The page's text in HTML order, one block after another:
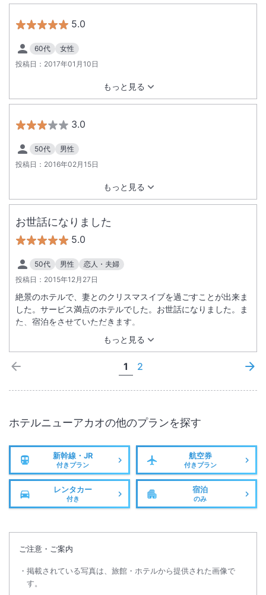
5.0
60代
女性
投稿日： 2017年01月10日
もっと見る
3.0
50代
男性
投稿日： 2016年02月15日
もっと見る
お世話になりました
5.0
50代 男性
恋人・夫婦
投稿日： 2015年12月27日
もっと見る
絶景のホテルで、妻とのクリスマスイブを過ごすことが出来ま
した。サービス満点のホテルでした。お世話になりました。ま
た、宿泊をさせていただきます。
1 2
ホテルニューアカオの他のプランを探す
新幹線・JR
付きプラン
航空券
付きプラン
レンタカー
付き
宿泊
のみ
ご注意・ご案内
掲載されている写真は、旅館・ホテルから提供された画像で
す。